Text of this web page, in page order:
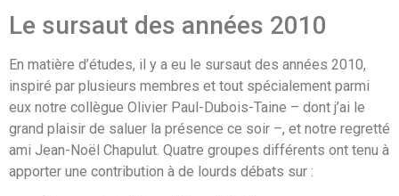
Le sursaut des années 2010
En matière d’études, il y a eu le sursaut des années 2010,
inspiré par plusieurs membres et tout spécialement parmi
eux notre collègue Olivier Paul-Dubois-Taine – dont j’ai le
grand plaisir de saluer la présence ce soir –, et notre regretté
ami Jean-Noël Chapulut. Quatre groupes différents ont tenu à
apporter une contribution à de lourds débats sur :